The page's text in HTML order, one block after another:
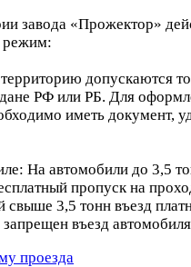
завода «Прожектор»
режим:
допускаются
РФ или РБ. Для
иметь документ,
На автомобили до 3,5
пропуск на
свыше 3,5 тонн въезд
въезд
проезда